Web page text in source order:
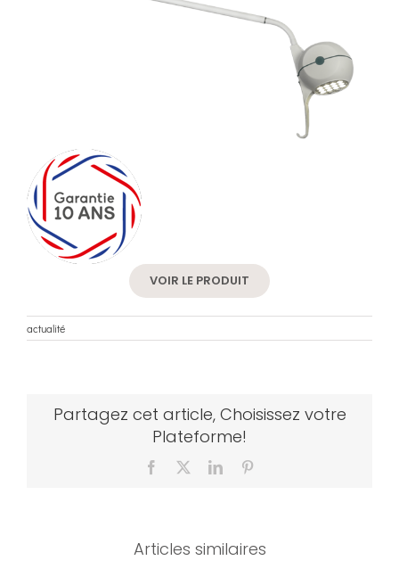
VOIR LE PRODUIT
actualité
Partagez cet article, Choisissez votre
Plateforme!
Facebook LinkedIn
Articles similaires